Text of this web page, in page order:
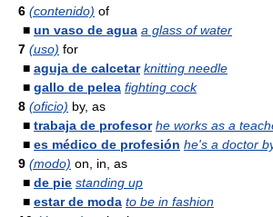
6 (contenido) of
■ un vaso de agua a glass of water
7 (uso) for
■ aguja de calcetar knitting needle
■ gallo de pelea fighting cock
8 (oficio) by, as
■ trabaja de profesor he works as a
■ es médico de profesión he's a doctor
9 (modo) on, in, as
■ de pie standing up
■ estar de moda to be in fashion